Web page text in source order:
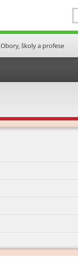
Obory, školy a profese